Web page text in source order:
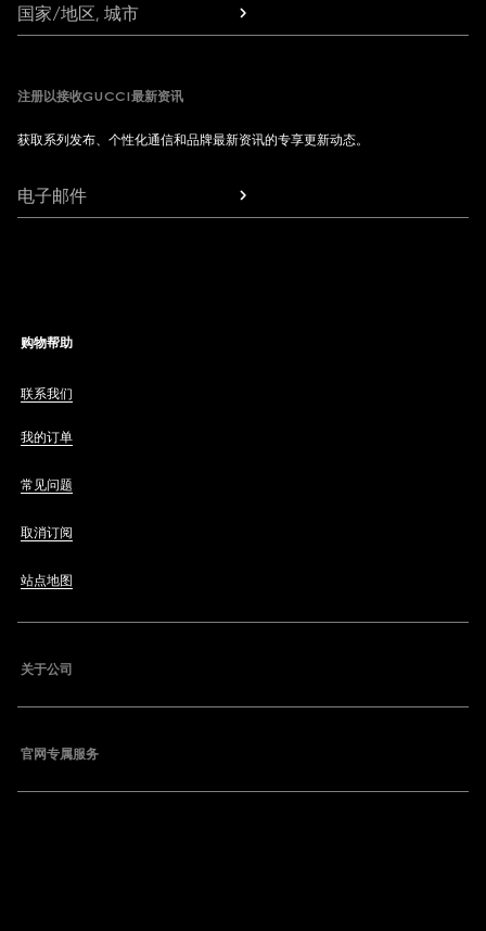
国家/地区, 城市
注册以接收GUCCI最新资讯
获取系列发布、个性化通信和品牌最新资讯的专享更新动态。
电子邮件
购物帮助
联系我们
我的订单
常见问题
取消订阅
站点地图
关于公司
官网专属服务